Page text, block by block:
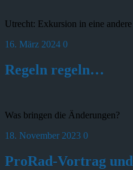
Utrecht: Exkursion in eine
16. März 2024 0
Regeln regeln…
Was bringen die Änderungen?
18. November 2023 0
ProRad-Vortrag